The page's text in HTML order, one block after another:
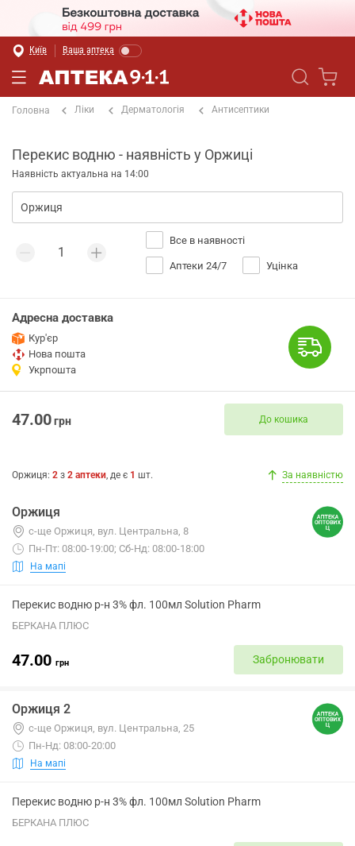
Київ Ваша аптека
Головна Ліки Дерматологія Антисептики
Перекис водню - наявність у Оржиці
Наявність актуальна на 14:00
Все в наявності
Аптеки 24/7 Уцінка
Адресна доставка
Кур'єр
Нова пошта
Укрпошта
47.00грн До кошика
Оржиця: 2 з 2 аптеки, де є 1 шт. За наявністю
Оржиця
с-ще Оржиця, вул. Центральна, 8
Пн-Пт: 08:00-19:00; Сб-Нд: 08:00-18:00
На мапі
Перекис водню р-н 3% фл. 100мл Solution Pharm
БЕРКАНА ПЛЮС
47.00 грн Забронювати
Оржиця 2
с-ще Оржиця, вул. Центральна, 25
Пн-Нд: 08:00-20:00
На мапі
Перекис водню р-н 3% фл. 100мл Solution Pharm
БЕРКАНА ПЛЮС